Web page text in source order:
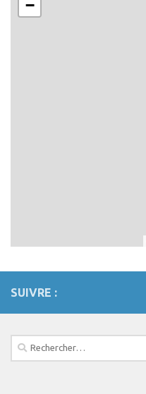
−
SUIVRE :
Rechercher :